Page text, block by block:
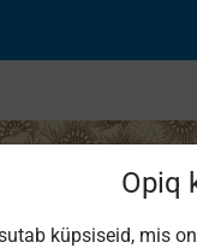
Opiq
küpsiseid, mis